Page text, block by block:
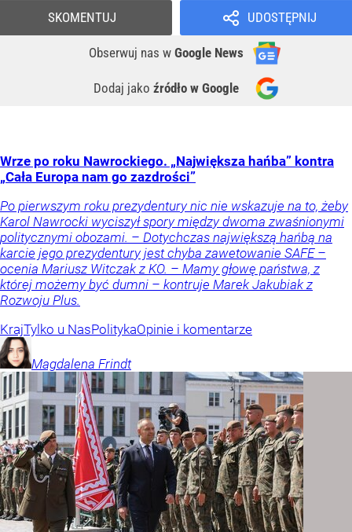
UDOSTĘPNIJ
Obserwuj nas w Google News
Dodaj jako źródło w Google
SKOMENTUJ
Wrze po roku Nawrockiego. „Największa hańba” kontra
„Cała Europa nam go zazdrości”
Po pierwszym roku prezydentury nic nie wskazuje na to, żeby
Karol Nawrocki wyciszył spory między dwoma zwaśnionymi
politycznymi obozami. – Dotychczas największą hańbą na
karcie jego prezydentury jest chyba zawetowanie SAFE –
ocenia Mariusz Witczak z KO. – Mamy głowę państwa, z
której możemy być dumni – kontruje Marek Jakubiak z
Rozwoju Plus.
KrajTylko u NasPolitykaOpinie i komentarze
Magdalena Frindt